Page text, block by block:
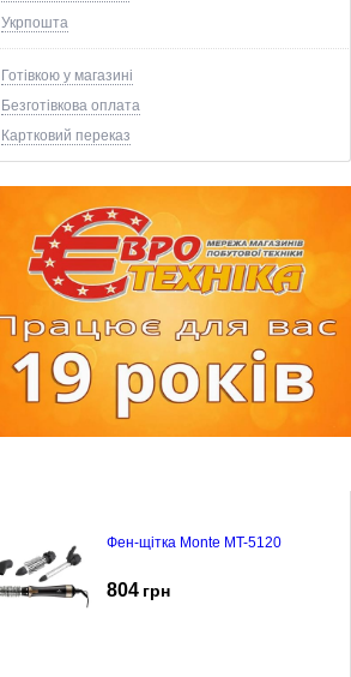
Укрпошта
Готівкою у магазині
Безготівкова оплата
Картковий переказ
Фен-щітка Monte MT-5120
804 грн